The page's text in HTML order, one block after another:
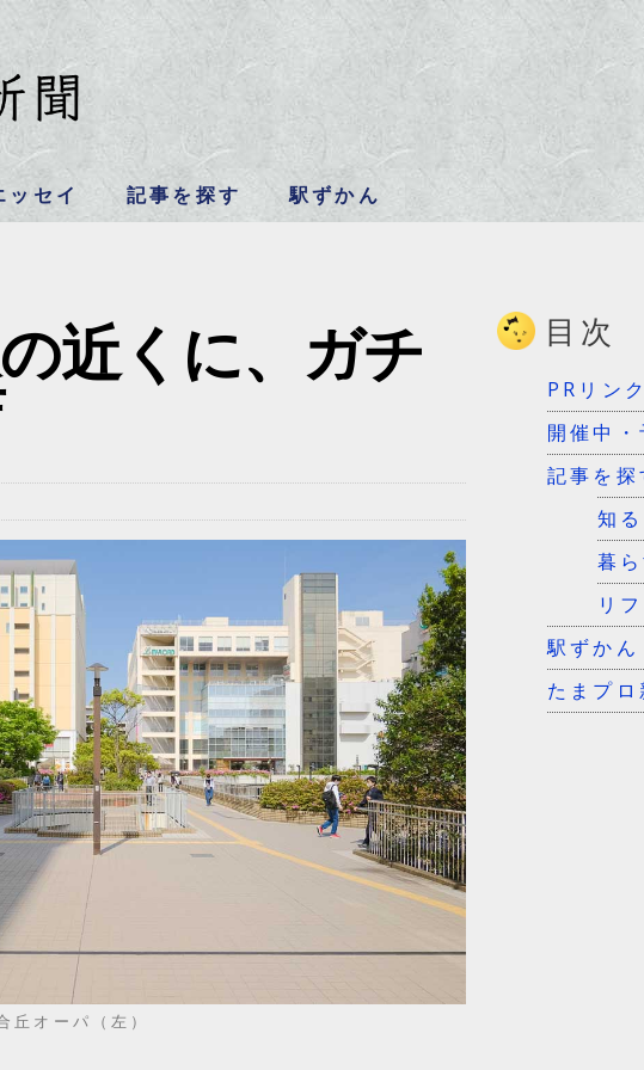
ッセイ 記事を探す 駅ずかん
近くに、ガチ
丘オーパ（左）
目次
PRリン
開催中・
記事を探
知る
暮
リ
駅ずかん
たまプロ